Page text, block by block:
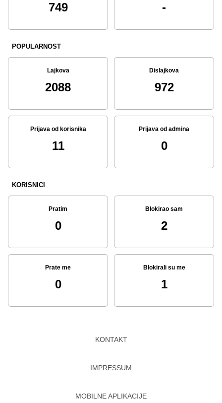
749 -
POPULARNOST
Lajkova
2088
Dislajkova
972
Prijava od korisnika
11
Prijava od admina
0
KORISNICI
Pratim
0
Blokirao sam
2
Prate me
0
Blokirali su me
1
KONTAKT
IMPRESSUM
MOBILNE APLIKACIJE